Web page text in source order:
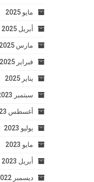
مايو 2025
أبريل 2025
مارس 2025
فبراير 2025
يناير 2025
سبتمبر 2023
أغسطس 2023
يوليو 2023
مايو 2023
أبريل 2023
ديسمبر 2022